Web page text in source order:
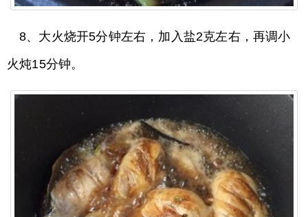
8、大火烧开5分钟左右，加入盐2克左右，再调小
火炖15分钟。